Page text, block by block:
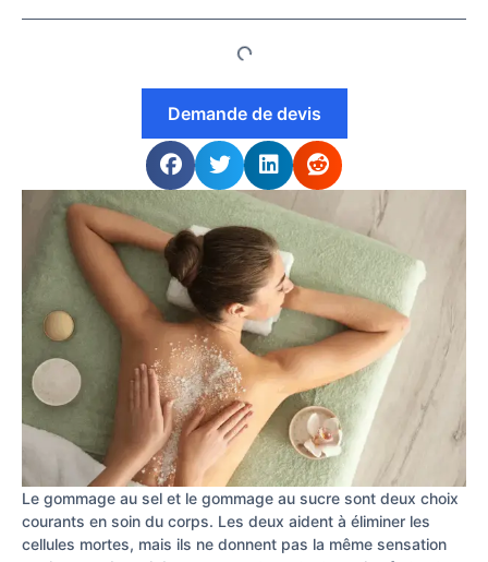
Le gommage au sel et le gommage au sucre sont deux choix
courants en soin du corps. Les deux aident à éliminer les
cellules mortes, mais ils ne donnent pas la même sensation
Demande de devis